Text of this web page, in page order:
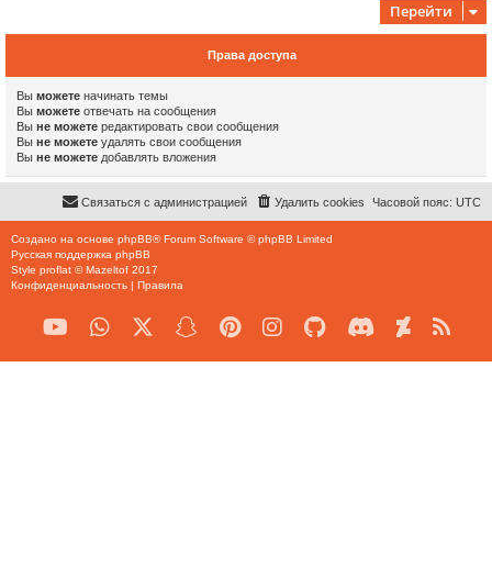
Перейти
Права доступа
Вы можете начинать темы
Вы можете отвечать на сообщения
Вы не можете редактировать свои сообщения
Вы не можете удалять свои сообщения
Вы не можете добавлять вложения
Часовой пояс: UTC
Удалить cookies
Связаться с администрацией
Создано на основе phpBB® Forum Software © phpBB Limited
Русская поддержка phpBB
Style proflat ©Mazeltof 2017
Конфиденциальность | Правила